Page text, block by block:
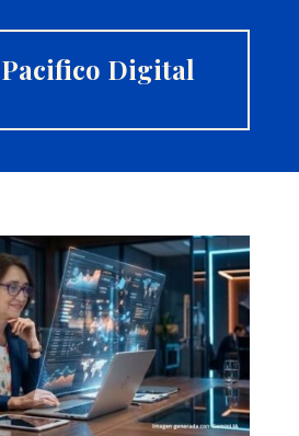
Pacifico Digital